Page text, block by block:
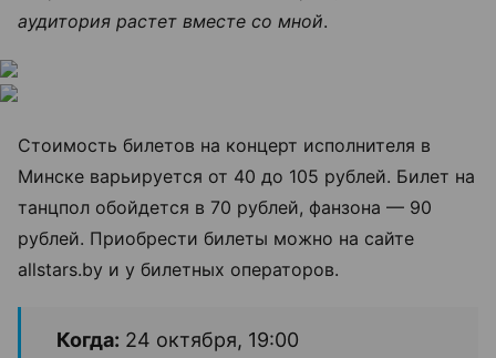
аудитория растет вместе со мной.
Стоимость билетов на концерт исполнителя в
Минске варьируется от 40 до 105 рублей. Билет на
танцпол обойдется в 70 рублей, фанзона — 90
рублей. Приобрести билеты можно на сайте
allstars.by и у билетных операторов.
Когда: 24 октября, 19:00